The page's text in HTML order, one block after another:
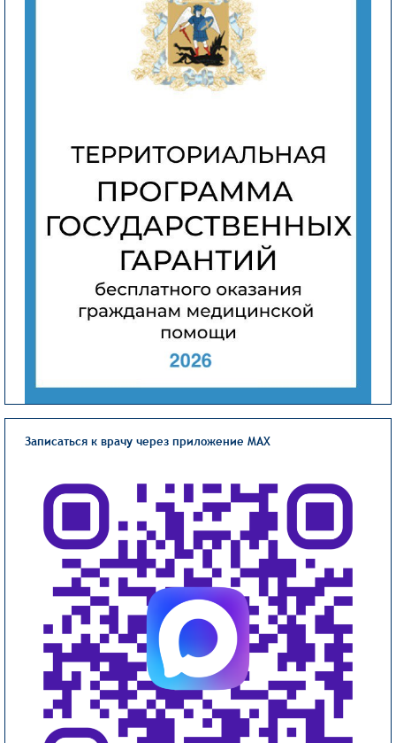
Записаться к врачу через приложение MAX